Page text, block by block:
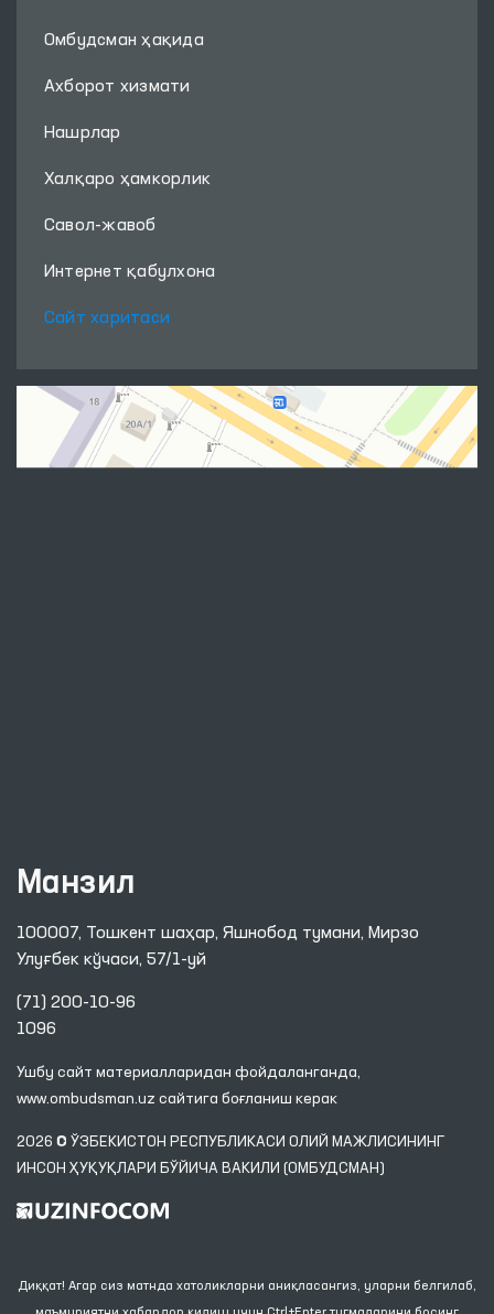
Омбудсман ҳақида
Ахборот хизмати
Нашрлар
Халқаро ҳамкорлик
Савол-жавоб
Интернет қабулхона
Сайт харитаси
Манзил
100007, Тошкент шаҳар, Яшнобод тумани, Мирзо
Улуғбек кўчаси, 57/1-уй
(71) 200-10-96
1096
Ушбу сайт материалларидан фойдаланганда,
www.ombudsman.uz сайтига боғланиш керак
2026 © ЎЗБЕКИСТОН РЕСПУБЛИКАСИ ОЛИЙ МАЖЛИСИНИНГ
ИНСОН ҲУҚУҚЛАРИ БЎЙИЧА ВАКИЛИ (ОМБУДСМАН)
Диққат! Агар сиз матнда хатоликларни аниқласангиз, уларни белгилаб,